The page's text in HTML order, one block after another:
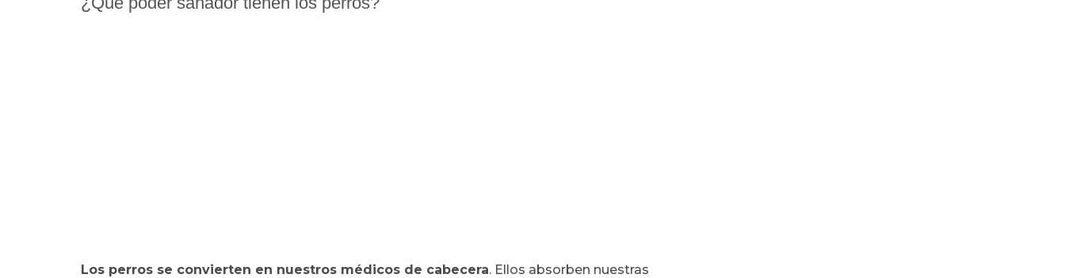
Los perros se convierten en nuestros médicos de cabecera. Ellos absorben nuestras